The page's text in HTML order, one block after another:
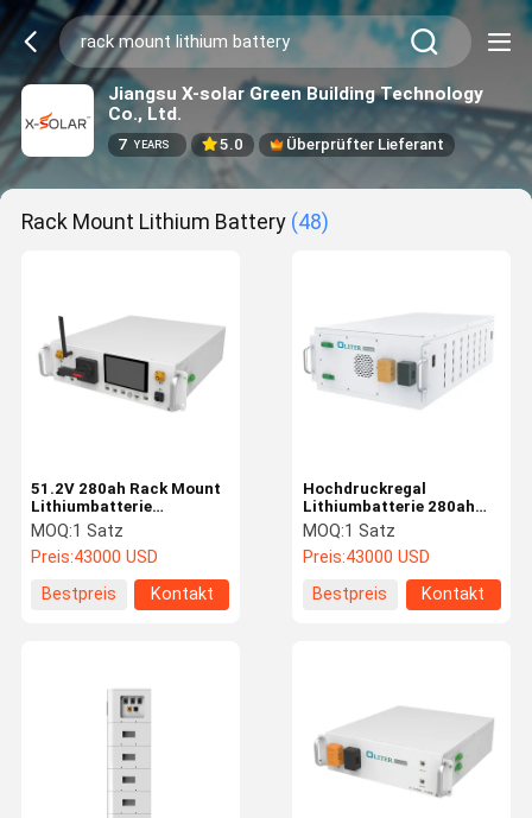
Jiangsu X-solar Green Building Technology
Co., Ltd.
7 YEARS 5.0 Überprüfter Lieferant
Rack Mount Lithium Battery (48)
51.2V 280ah Rack Mount
Lithiumbatterie
Energiespeicher / RS485
Kommunikation
MOQ:1 Satz
Preis:43000 USD
Bestpreis
Kontakt
Hochdruckregal
Lithiumbatterie 280ah
51.2V Solarbatterie
Stromversorgung
MOQ:1 Satz
Preis:43000 USD
Bestpreis
Kontakt